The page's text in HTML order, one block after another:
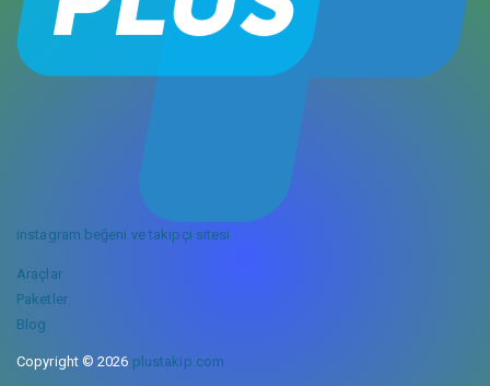
instagram beğeni ve takipçi sitesi
Araçlar
Paketler
Blog
Copyright © 2026 plustakip.com